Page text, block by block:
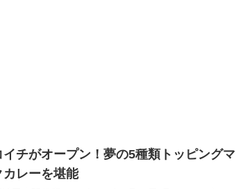
チがオープン！夢の5種類トッピングマ
カレーを堪能